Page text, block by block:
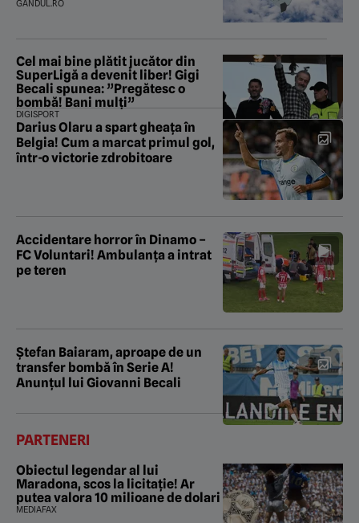
GANDUL.RO
Cel mai bine plătit jucător din
SuperLigă a devenit liber! Gigi
Becali spunea: ”Pregătesc o
bombă! Bani mulți”
DIGISPORT
Darius Olaru a spart gheața în
Belgia! Cum a marcat primul gol,
într-o victorie zdrobitoare
Accidentare horror în Dinamo –
FC Voluntari! Ambulanța a intrat
pe teren
Ștefan Baiaram, aproape de un
transfer bombă în Serie A!
Anunțul lui Giovanni Becali
PARTENERI
Obiectul legendar al lui
Maradona, scos la licitație! Ar
putea valora 10 milioane de dolari
MEDIAFAX